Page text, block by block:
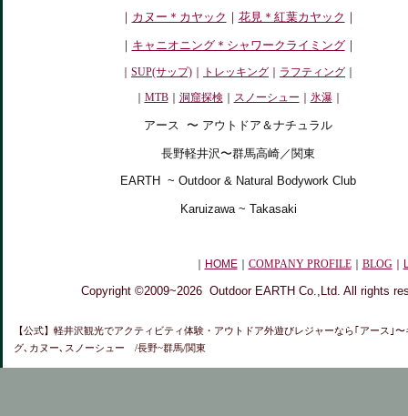
｜ カヌー＊カヤック ｜ 花見＊紅葉カヤック ｜
｜ キャニオニング＊シャワークライミング｜
｜ SUP(サップ) ｜ トレッキング ｜ ラフティング ｜
MTB｜ 洞窟探検 スノーシュー 氷瀑｜
アース 〜 アウトドア＆ナチュラル
長野軽井沢〜群馬高崎／関東
EARTH ~ Outdoor & Natural Bodywork Club
Karuizawa ~ Takasaki
｜ HOME｜ COMPANY PROFILE｜ BLOG｜
Copyright ©2009~2026 Outdoor EARTH Co.,Ltd. All rights
【公式】軽井沢観光でアクティビティ体験・ アウトドア外遊びレジャーなら｢アース｣
グ､カヌー､スノーシュー /長野~群馬/関東